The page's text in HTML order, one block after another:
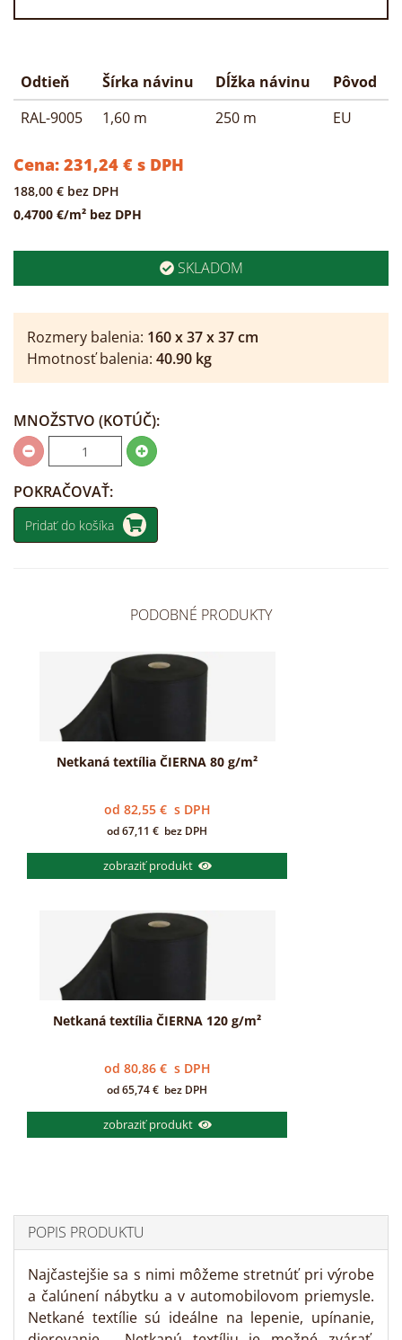
Odtieň Šírka návinu Dĺžka návinu
Pôvod
RAL-9005
1,60 m 250 m EU
Cena: 231,24 € s DPH
188,00 € bez DPH
0,4700 €/m² bez DPH
SKLADOM
Rozmery balenia: 160x37x37cm
Hmotnosť balenia: 40.90 kg
MNOŽSTVO (KOTÚČ):
POKRAČOVAŤ:
Pridať do košíka
PODOBNÉ PRODUKTY
Netkaná textília ČIERNA 80 g/m²
od 82,55 € s DPH
od67,11 € bez DPH
zobraziť produkt
Netkaná textília ČIERNA 120 g/m²
od 80,86 € s DPH
od65,74€ bez DPH
zobraziť produkt
POPIS PRODUKTU
Najčastejšie sa s nimi môžeme stretnúť pri výrobe
a čalúnení nábytku a v automobilovom priemysle.
Netkané textílie sú ideálne na lepenie, upínanie,